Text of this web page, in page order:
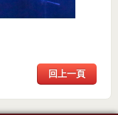
回上一頁